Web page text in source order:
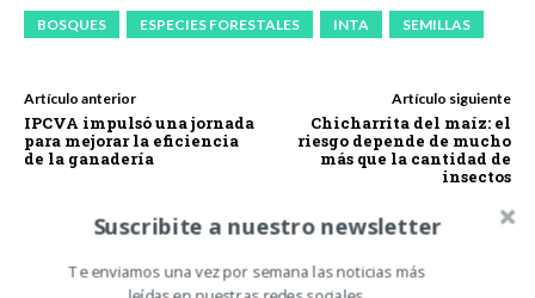
BOSQUES ESPECIES FORESTALES INTA SEMILLAS
Artículo anterior
IPCVA impulsó una jornada
para mejorar la eficiencia
de la ganadería
Artículo siguiente
Chicharrita del maíz: el
riesgo depende de mucho
más que la cantidad de
insectos
Suscribite a nuestro newsletter
Te enviamos una vez por semana las noticias más